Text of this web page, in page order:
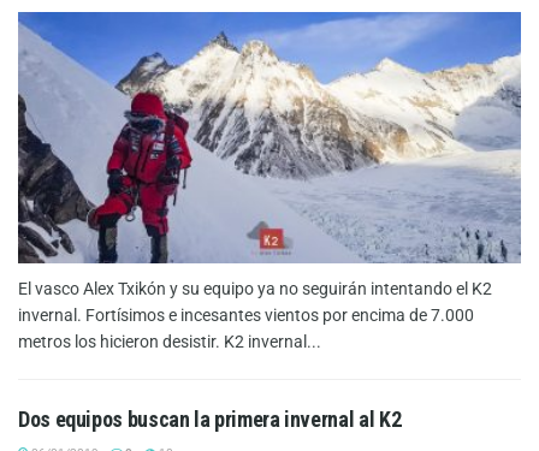
El vasco Alex Txikón y su equipo ya no seguirán intentando el K2
invernal. Fortísimos e incesantes vientos por encima de 7.000
metros los hicieron desistir. K2 invernal...
Dos equipos buscan la primera invernal al K2